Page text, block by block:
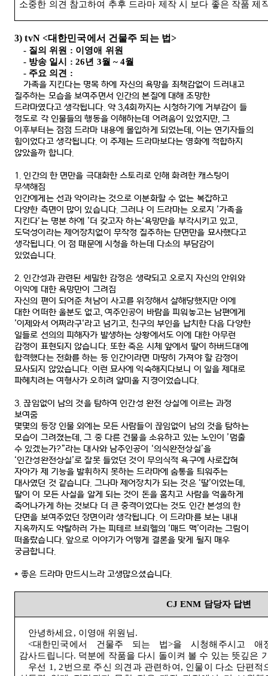
소중한 의견 참고하여 추후 드라마 제작 시 보다 좋은 작품 제
3) tvN <대한민국에서 건물주 되는 법>
- 질의 위원 : 이영애 위원
- 방송 일시 : 26년 3월 ~ 4월
- 주요 의견 :
가족을 지킨다는 명목 하에 자신의 욕망을 죄책감없이 드러내고
질주하는 모습을 보여주면서 인간의 본질에 대해 조망한
드라마였다고 생각됩니다. 약3,4회까지는 시청하기에 거부감이 들
정도로 각 인물들의 행동을 이해하는데 어려움이 있었지만,그
이후부터는 점점 드라마 내용에 몰입하게 되었는데, 이는 연기자들의
힘이었다고 생각됩니다. 이 주제는 드라마보다는 영화에 적합하지
않았을까 합니다.
1.인간의 한 면만을 극대화한 스토리로 인해 화려한 캐스팅이
무색해짐
인간에게는 선과 악이라는 것으로 이분화할 수 없는 복잡하고
다양한 측면이 많이 있습니다.그러나 이 드라마는 오로지 ’가족을
지킨다‘는 명분 하에 ’더 갖고자 하는‘욕망만을 부각시키고 있고,
도덕성이라는 제어장치없이 무작정 질주하는 단면만을 묘사했다고
생각됩니다. 이 점 때문에 시청을 하는데 다소의 부담감이
있었습니다.
2.인간성과 관련된 세밀한 감정은 생략되고 오로지 자신의 안위와
이익에 대한 욕망만이 그려짐
자신의 편이 되어준 처남이 사고를 위장해서 살해당했지만 이에
대한 어떠한 울분도 없고, 여주인공이 바람을 피워놓고는 남편에게
’이제와서 어쩌라구‘라고 넘기고, 친구의 부인을 납치한 다음 다양한
일들로 선의의 피해자가 발생하는 상황에서도 이에 대한 아무런
감정이 표현되지 않습니다. 또한 죽은 시체 앞에서 딸이 하버드대에
합격했다는 전화를 하는 등 인간이라면 마땅히 가져야 할 감정이
묘사되지 않았습니다. 이런 묘사에 익숙해지다보니 이 일을 제대로
파헤치려는 여형사가 오히려 얄미울 지경이었습니다.
3.끊임없이 남의 것을 탐하여 인간성 완전 상실에 이르는 과정
보여줌
몇몇의 등장 인물 외에는 모든 사람들이 끊임없이 남의 것을 탐하는
모습이 그려졌는데,그 중 다른 건물을 소유하고 있는 노인이 ’멈출
수 있겠는가?”라는 대사와 남주인공이 ‘의식완전상실’을
‘인간성완전상실’로 잘못 들었던 것이 무의식적 욕구에 사로잡혀
자아가 제 기능을 발휘하지 못하는 드라마에 숨통을 틔워주는
대사였던 것 같습니다. 그나마 제어장치가 되는 것은 ‘딸’이었는데,
딸이 이 모든 사실을 알게 되는 것이 돈을 훔치고 사람을 억울하게
죽어나가게 하는 것보다 더 큰 충격이었다는 것도 인간 본성의 한
단면을 보여주었던 장면이라 생각됩니다. 이 드라마를 보는 내내
지옥까지도 약탈하러 가는 피테르 브뢰헬의 ‘매드 맥’이라는 그림이
떠올랐습니다.앞으로 이야기가 어떻게 결론을 맞게 될지 매우
궁금합니다.
*좋은 드라마 만드시느라 고생많으셨습니다.
CJ ENM 담당자 답변
안녕하세요 , 이영애 위원님.
<대한민국에서 건물주 되는 법>을 시청해주시고
감사드립니다. 덕분에 작품을 다시 돌이켜 볼 수 있는 뜻깊은
우선 1, 2번으로 주신 의견과 관련하여 , 인물이 다소 단편적